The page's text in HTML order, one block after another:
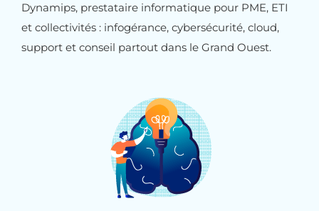
Dynamips, prestataire informatique pour PME, ETI
et collectivités : infogérance, cybersécurité, cloud,
support et conseil partout dans le Grand Ouest.